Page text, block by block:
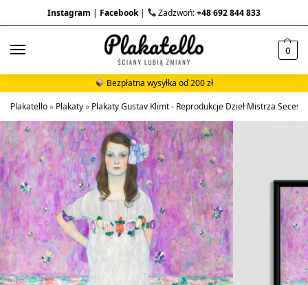
Instagram | Facebook| Zadzwoń:+48 692 844 833
0
Bezpłatna wysyłka od 200 zł
Plakatello» Plakaty» Plakaty Gustav Klimt - Reprodukcje Dzieł Mistrza